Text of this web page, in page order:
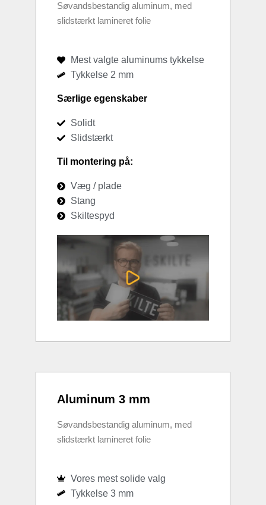
Søvandsbestandig aluminum, med
slidstærkt lamineret folie
Mest valgte aluminums tykkelse
Tykkelse 2 mm
Særlige egenskaber
Solidt
Slidstærkt
Til montering på:
Væg / plade
Stang
Skiltespyd
Aluminum 3 mm
Søvandsbestandig aluminum, med
slidstærkt lamineret folie
Vores mest solide valg
Tykkelse 3 mm